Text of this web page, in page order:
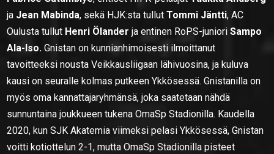
ja Jean Mabinda, sekä HJK:sta tullutTommi Jäntti, AC
Oulusta tullut Henri Ölander ja entinen RoPS-junioriSampo
Ala-Iso. Gnistan on kunnianhimoisesti ilmoittanut
tavoitteeksi nousta Veikkausliigaan lähivuosina, ja kuluva
kausi on seuralle kolmas putkeen Ykkösessä. Gnistanilla on
myös oma kannattajaryhmänsä, joka saatetaan nähdä
sunnuntaina joukkueen tukena OmaSp Stadionilla. Kaudella
2020, kun SJK Akatemia viimeksi pelasi Ykkösessä, Gnistan
voitti kotiottelun 2-1, mutta OmaSp Stadionilla pisteet